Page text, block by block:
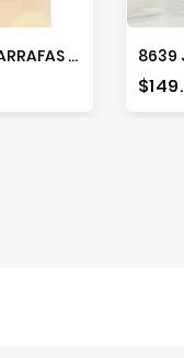
BW131-14 JUEGO DE 4 GARRAFAS 410ML AGROZZA